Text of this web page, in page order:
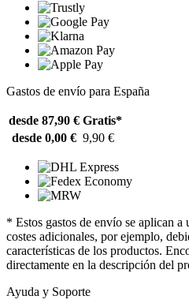
Gastos de envío para España
desde 87,90 € Gratis*
desde 0,00 € 9,90 €
* Estos gastos de envío se aplican a
costes adicionales, por ejemplo,
características de los productos.
directamente en la descripción del
Ayuda y Soporte